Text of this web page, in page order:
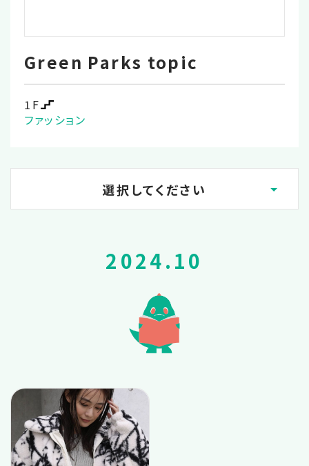
Green Parks topic
1F
ファッション
選択してください
2025.12
2025.10
2025.09
2025.08
2025.07
2024.10